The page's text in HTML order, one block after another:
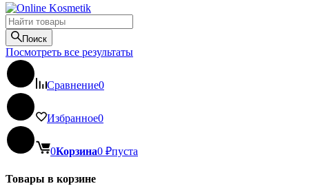
Поиск
Посмотреть все результаты
Сравнение0
Избранное0
0Корзина0 ₽пуста
Товары в корзине